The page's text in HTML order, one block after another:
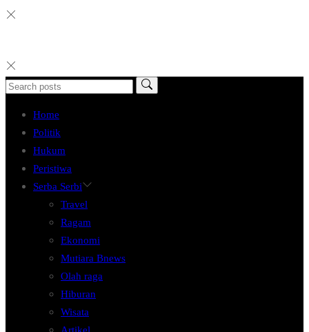
Home
Politik
Hukum
Peristiwa
Serba Serbi
Travel
Ragam
Ekonomi
Mutiara Bnews
Olah raga
Hiburan
Wisata